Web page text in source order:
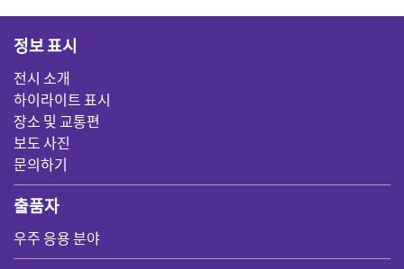
정보 표시
전시 소개
하이라이트 표시
장소 및 교통편
보도 사진
문의하기
출품자
우주 응용 분야